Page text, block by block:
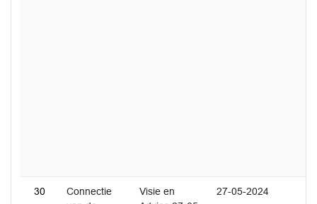
30
Connectie
Visie en
27-05-2024